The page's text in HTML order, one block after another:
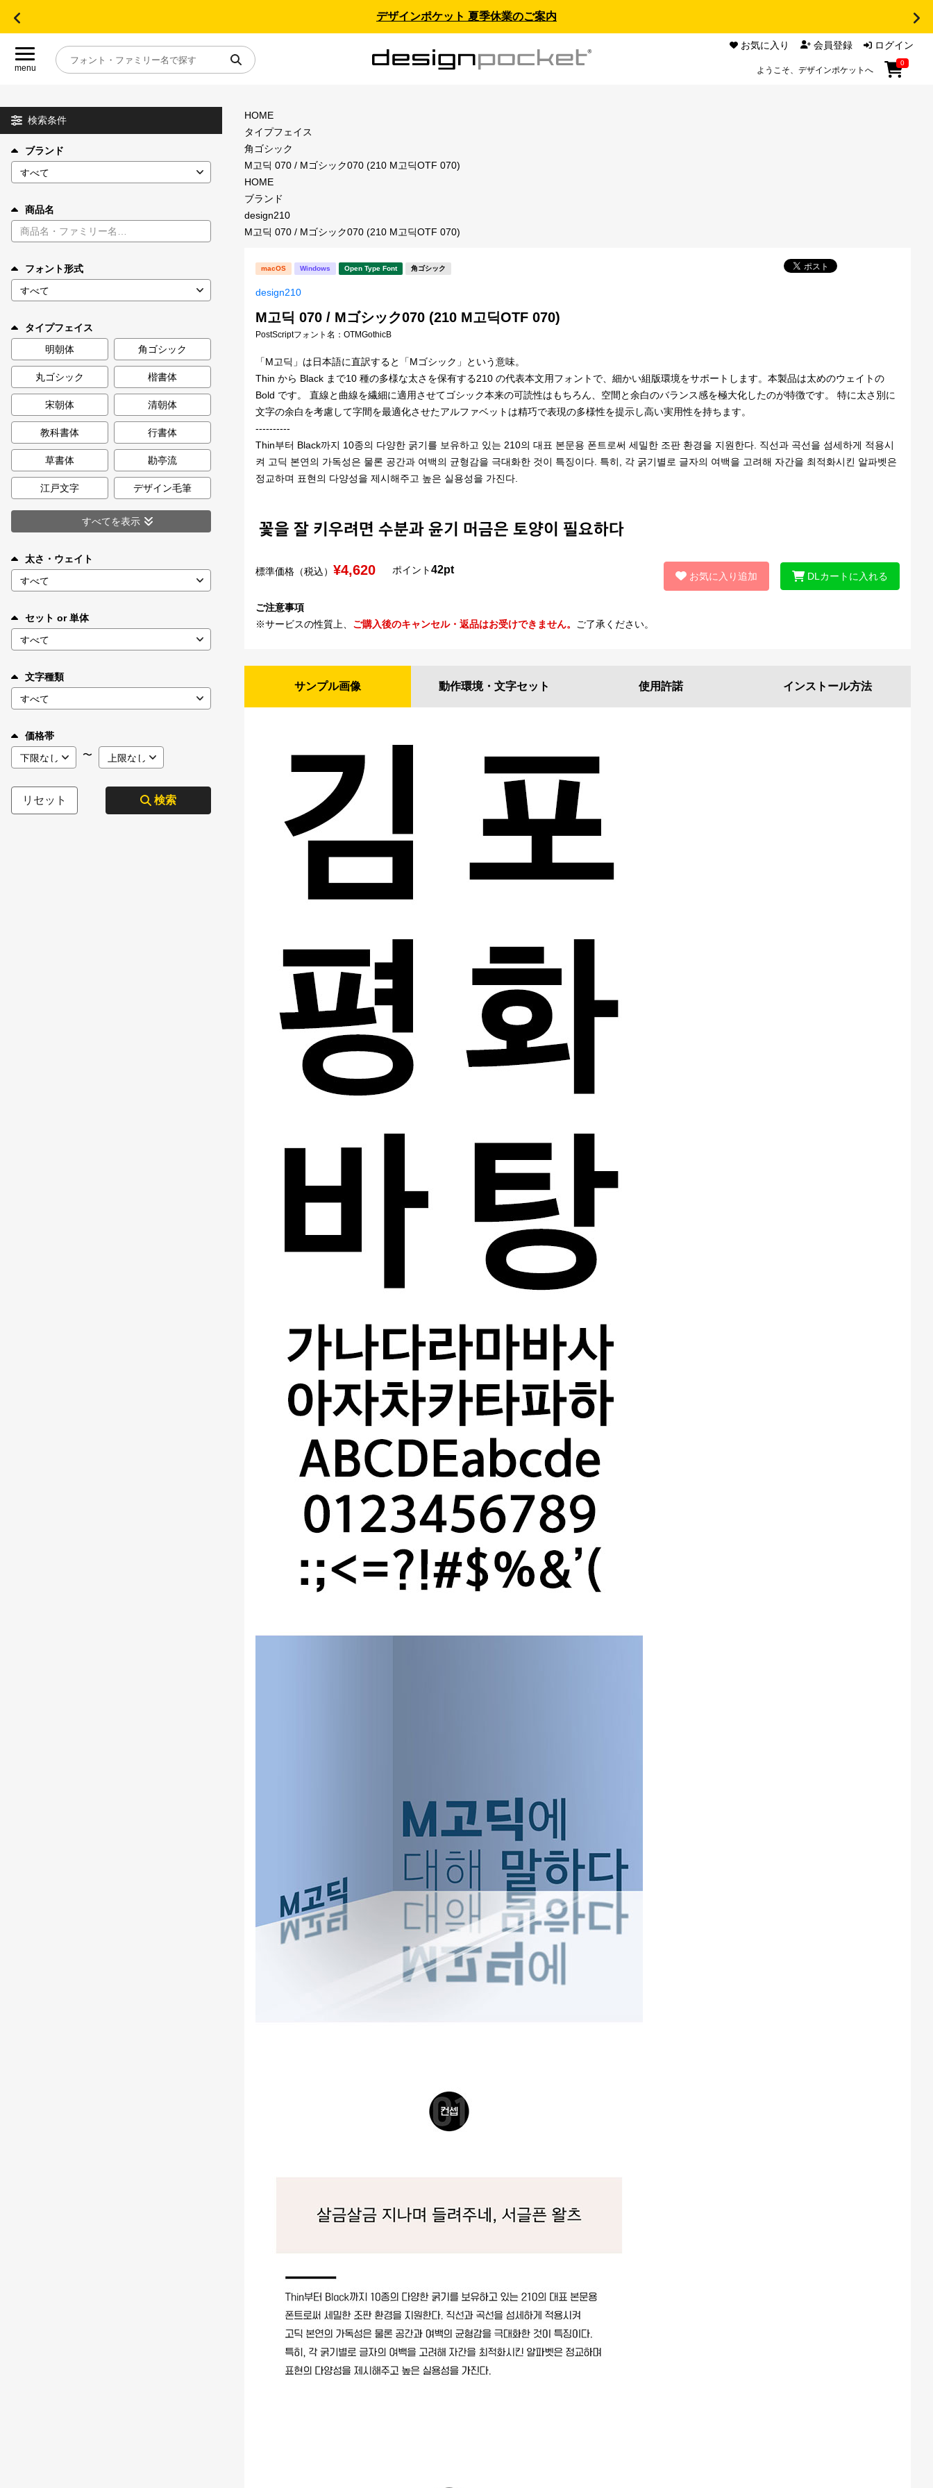
デザインポケット 夏季休業のご案内
menu
お気に入り 会員登録 ログイン
ようこそ、デザインポケットへ
0
目的別フォントガイド
特集
年間ライセンス商品
キャンペーン一覧
カート 0
マイページ
お気に入り
ご利用ガイド
お問い合わせ
検索条件
ブランド
商品名
フォント形式
タイプフェイス
明朝体
角ゴシック
丸ゴシック 楷書体
宋朝体 清朝体
教科書体 行書体
草書体 勘亭流
江戸文字 デザイン毛筆
すべてを表示
太さ・ウェイト
セット or 単体
文字種類
価格帯
〜
リセット 検索
HOME
タイプフェイス
角ゴシック
M고딕 070 / Mゴシック070 (210 M고딕OTF 070)
HOME
ブランド
design210
M고딕 070 / Mゴシック070 (210 M고딕OTF 070)
macOS Windows Open Type Font 角ゴシック
design210
M고딕 070 / Mゴシック070 (210 M고딕OTF 070)
PostScriptフォント名： OTMGothicB
「M고딕」は日本語に直訳すると「Mゴシック」という意味。
Thin から Black まで10 種の多様な太さを保有する210 の代表本文用フォントで、細かい組版環境をサポートします。本製品は太めのウェイトの
Bold です。 直線と曲線を繊細に適用させてゴシック本来の可読性はもちろん、空間と余白のバランス感を極大化したのが特徴です。 特に太さ別に
文字の余白を考慮して字間を最適化させたアルファベットは精巧で表現の多様性を提示し高い実用性を持ちます。
----------
Thin부터 Black까지 10종의 다양한 굵기를 보유하고 있는 210의 대표 본문용 폰트로써 세밀한 조판 환경을 지원한다. 직선과 곡선을 섬세하게 적용시
켜 고딕 본연의 가독성은 물론 공간과 여백의 균형감을 극대화한 것이 특징이다. 특히, 각 굵기별로 글자의 여백을 고려해 자간을 최적화시킨 알파벳은
정교하며 표현의 다양성을 제시해주고 높은 실용성을 가진다.
標準価格（税込） ¥4,620 ポイント42pt
お気に入り追加 DLカートに入れる
ご注意事項
※サービスの性質上、 ご購入後のキャンセル・返品はお受けできません。 ご了承ください。
サンプル画像 動作環境・ 文字セット 使用許諾 インストール方法